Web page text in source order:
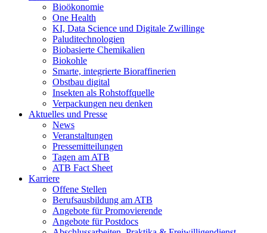
Bioökonomie
One Health
KI, Data Science und Digitale Zwillinge
Paluditechnologien
Biobasierte Chemikalien
Biokohle
Smarte, integrierte Bioraffinerien
Obstbau digital
Insekten als Rohstoffquelle
Verpackungen neu denken
Aktuelles und Presse
News
Veranstaltungen
Pressemitteilungen
Tagen am ATB
ATB Fact Sheet
Karriere
Offene Stellen
Berufsausbildung am ATB
Angebote für Promovierende
Angebote für Postdocs